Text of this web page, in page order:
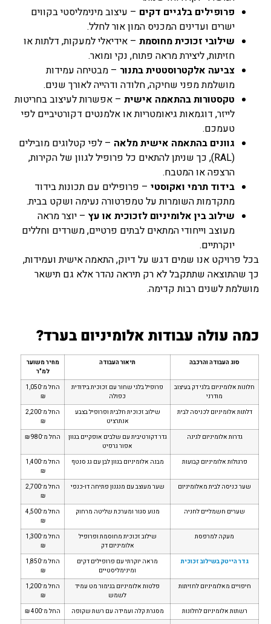
פרופילים בלגיים דקים – עיצוב מינימליסטי בקווים
ישרים ועדינים המכניס המון אור לחלל.
שילובי זכוכית מחוסמת – אידיאלי למעקות, דלתות או
חזיתות, ליצירת מראה פתוח, נקי ומואר.
צביעה אלקטרוסטטית בתנור – מבטיחה עמידות
מושלמת מפני שחיקה, חלודה ודהייה לאורך שנים.
טקסטורות בהתאמה אישית – אפשרות לעיצוב בחריטות
לייזר, דוגמאות גיאומטריות או אלמנטים דקורטיביים לפי
טעמכם.
גוונים בהתאמה אישית מלאה – לפי קטלוגים מובילים
(RAL), כך שניתן להתאים כל פרופיל לגוון של הקירות,
הרצפה או המטבח.
בידוד תרמי ואקוסטי – פרופילים עם תכונות בידוד
מתקדמות השומרות על טמפרטורה נעימה ושקט בבית.
שילוב בין אלומיניום לזכוכית או עץ – יוצר מראה
מעוצב וייחודי המתאים לבתים פרטיים, משרדים וחללים
יוקרתיים.
בכל פרויקט אנו שמים דגש על דיוק, התאמה אישית ועמידות,
כך שהתוצאה שתתקבל לא רק תיראה נהדר אלא גם תישאר
מושלמת לשנים רבות קדימה.
כמה עולה עבודות אלומיניום בערד?
סוג העבודה והרכבה תיאור העבודה
מחיר משוער
למ"ר
חלונות אלומיניום בלגי דק בעיצוב
מודרני
פרופיל בלגי שחור עם זכוכית בידודית
כפולה
החל מ־1,050
₪
דלתות אלומיניום לכניסה לבית
שילוב זכוכית חלבית ופרופיל בצבע
אנתרציט
החל מ־2,200
₪
גדרות אלומיניום לגינה
גדר דקורטיבית עם שלבים אופקיים בגוון
אפור גרפיט
החל מ־980 ₪
פרגולות אלומיניום קבועות מבנה אלומיניום בגוון לבן עם גג סנטף
החל מ־1,400
₪
שער כניסה לבית מאלומיניום
שער מעוצב עם מנגנון פתיחה דו-כנפי
החל מ־2,700
₪
שערים חשמליים לחניה
מנוע סגור ומערכת שליטה מרחוק
החל מ־4,500
₪
מעקה למרפסת
שילוב זכוכית מחוסמת ופרופיל
אלומיניום דק
החל מ־1,300
₪
גדר הייטק בשילוב זכוכית
מראה יוקרתי עם פרופילים דקים
ומינימליסטיים
החל מ־1,850
₪
חיפויים מאלומיניום לחזיתות
פלטות אלומיניום בגימור מט עמיד
לשמש
החל מ־1,200
₪
רשתות אלומיניום לחלונות
מסגרת קלה ועמידה עם רשת שקופה
החל מ־400 ₪